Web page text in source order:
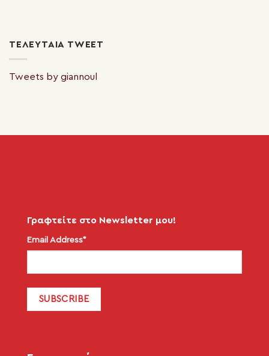
ΤΕΛΕΥΤΑΊΑ TWEET
Tweets by giannoul
Γραφτείτε στο Newsletter μου!
Email Address*